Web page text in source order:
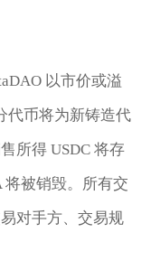
以市价或溢
代币将为新铸造代
所得 USDC 将存
将被销毁。所有交
对手方、交易规